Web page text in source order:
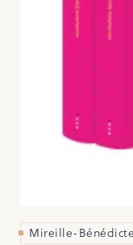
HORS
IMAGES
Mireille-